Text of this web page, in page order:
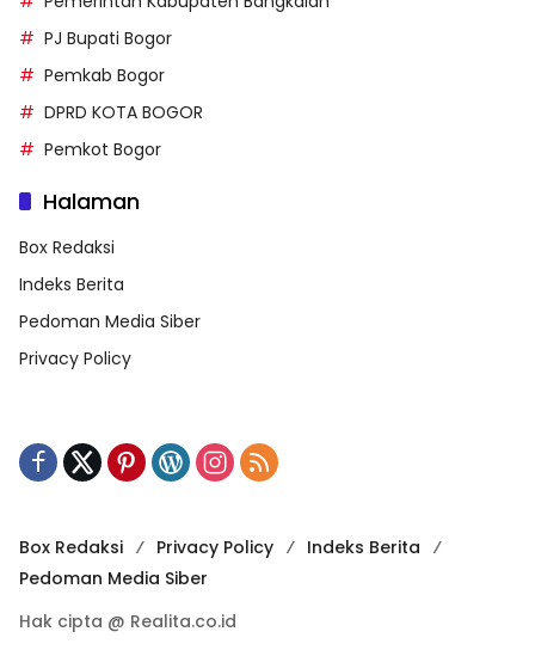
PJ Bupati Bogor
Pemkab Bogor
DPRD KOTA BOGOR
Pemkot Bogor
Halaman
Box Redaksi
Indeks Berita
Pedoman Media Siber
Privacy Policy
Box Redaksi Privacy Policy
Indeks Berita
Pedoman Media Siber
Hak cipta @ Realita.co.id